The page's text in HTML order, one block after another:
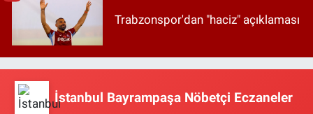
Trabzonspor'dan "haciz" açıklaması
İstanbul Bayrampaşa Nöbetçi Eczaneler